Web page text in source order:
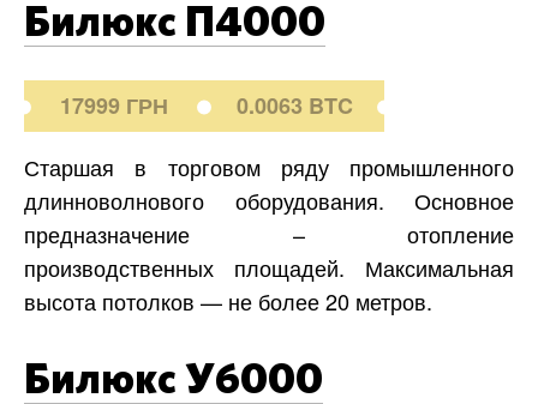
Билюкс П4000
17999 ГРН
0.0063 BTC
Старшая в торговом ряду промышленного
длинноволнового оборудования. Основное
предназначение – отопление
производственных площадей. Максимальная
высота потолков — не более 20 метров.
Билюкс У6000